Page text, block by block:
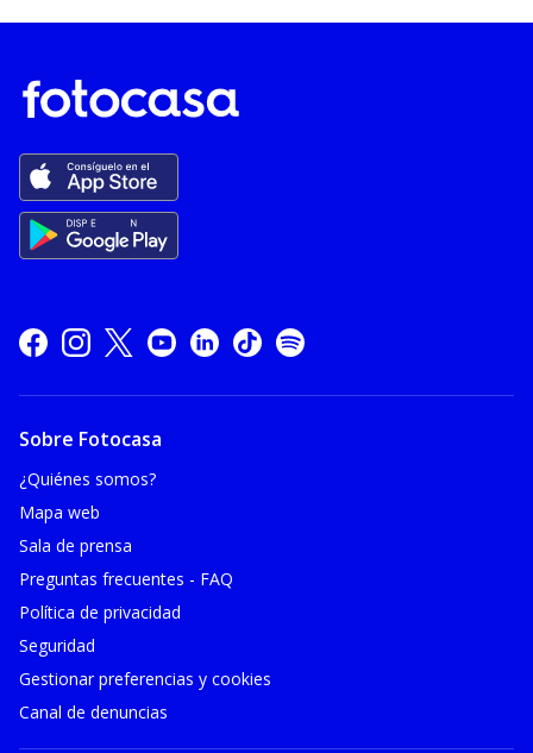
Sobre Fotocasa
¿Quiénes somos?
Mapa web
Sala de prensa
Preguntas frecuentes - FAQ
Política de privacidad
Seguridad
Gestionar preferencias y cookies
Canal de denuncias